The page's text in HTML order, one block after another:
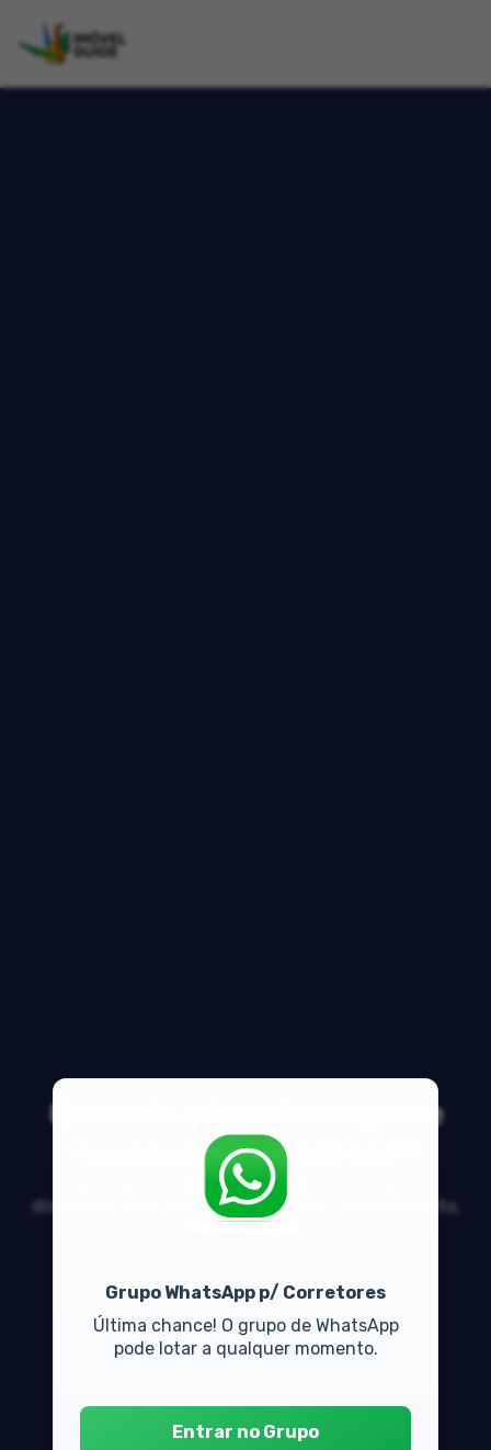
Grupo WhatsApp p/ Corretores
Última chance! O grupo de WhatsApp
pode lotar a qualquer momento.
Entrar no Grupo
Quando o locatário pode
rescindir o contrato?
Veja respostas de especialistas e participe da
discussão sobre mercado imobiliário, financiamento,
compra, venda e locação de imóveis